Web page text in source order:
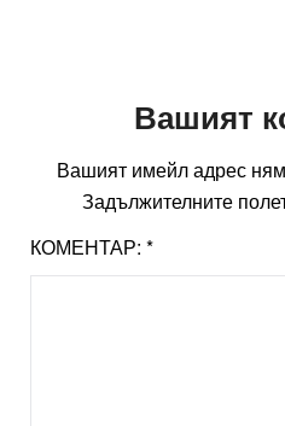
Вашият
Вашият имейл адрес
Задължителните
КОМЕНТАР: *